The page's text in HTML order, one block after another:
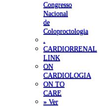
Congresso
Nacional
de
Coloproctologia
CARDIORRENAL
LINK
ON
CARDIOLOGIA
ON TO
CARE
» Ver